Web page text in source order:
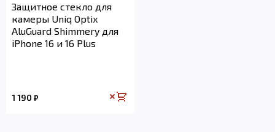
Защитное стекло для
камеры Uniq Optix
AluGuard Shimmery для
iPhone 16 и 16 Plus
1 190 ₽